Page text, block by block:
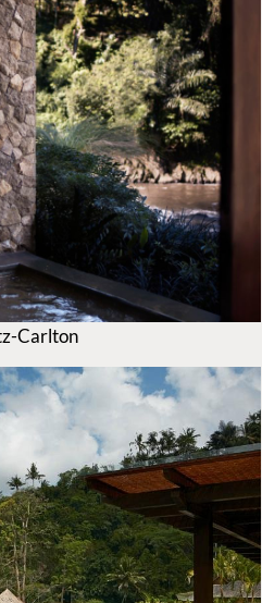
Carlton